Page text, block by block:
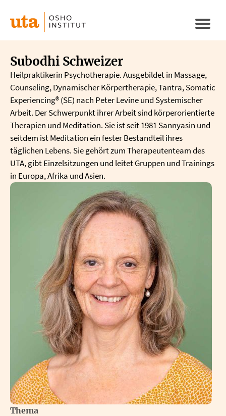
zum
Inhalt
Subodhi Schweizer
Heilpraktikerin Psychotherapie. Ausgebildet in Massage,
Counseling, Dynamischer Körpertherapie, Tantra, Somatic
Experiencing® (SE) nach Peter Levine und Systemischer
Arbeit. Der Schwerpunkt ihrer Arbeit sind körperorientierte
Therapien und Meditation. Sie ist seit 1981 Sannyasin und
seitdem ist Meditation ein fester Bestandteil ihres
täglichen Lebens. Sie gehört zum Therapeutenteam des
UTA, gibt Einzelsitzungen und leitet Gruppen und Trainings
in Europa, Afrika und Asien.
Thema